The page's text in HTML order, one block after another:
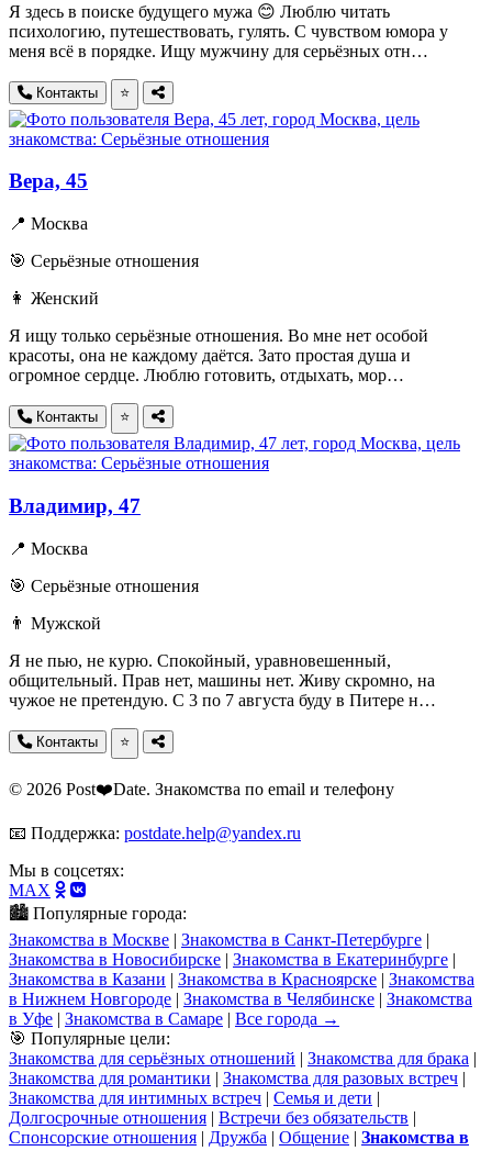
Я здесь в поиске будущего мужа 😊 Люблю читать
психологию, путешествовать, гулять. С чувством юмора у
меня всё в порядке. Ищу мужчину для серьёзных отн…
Контакты ⭐
Вера, 45
📍 Москва
🎯 Серьёзные отношения
👩 Женский
Я ищу только серьёзные отношения. Во мне нет особой
красоты, она не каждому даётся. Зато простая душа и
огромное сердце. Люблю готовить, отдыхать, мор…
Контакты ⭐
Владимир, 47
📍 Москва
🎯 Серьёзные отношения
👨 Мужской
Я не пью, не курю. Спокойный, уравновешенный,
общительный. Прав нет, машины нет. Живу скромно, на
чужое не претендую. С 3 по 7 августа буду в Питере н…
Контакты ⭐
© 2026 Post❤️Date. Знакомства по email и телефону
📧 Поддержка: postdate.help@yandex.ru
Мы в соцсетях:
MAX
🏙️ Популярные города:
Знакомства в Москве | Знакомства в Санкт-Петербурге |
Знакомства в Новосибирске | Знакомства в Екатеринбурге |
Знакомства в Казани | Знакомства в Красноярске | Знакомства
в Нижнем Новгороде | Знакомства в Челябинске | Знакомства
в Уфе | Знакомства в Самаре | Все города →
🎯 Популярные цели:
Знакомства для серьёзных отношений | Знакомства для брака |
Знакомства для романтики | Знакомства для разовых встреч |
Знакомства для интимных встреч | Семья и дети |
Долгосрочные отношения | Встречи без обязательств |
Спонсорские отношения | Дружба | Общение | Знакомства в